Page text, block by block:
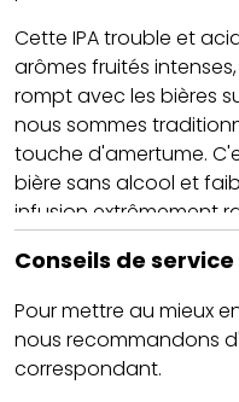
Cette IPA trouble et
arômes fruités
rompt avec les bières
nous sommes
touche d'amertume.
bière sans alcool et
infusion extrêmement
alcool et goût.
Conseils de service
Pour mettre au mieux
nous recommandons
correspondant.